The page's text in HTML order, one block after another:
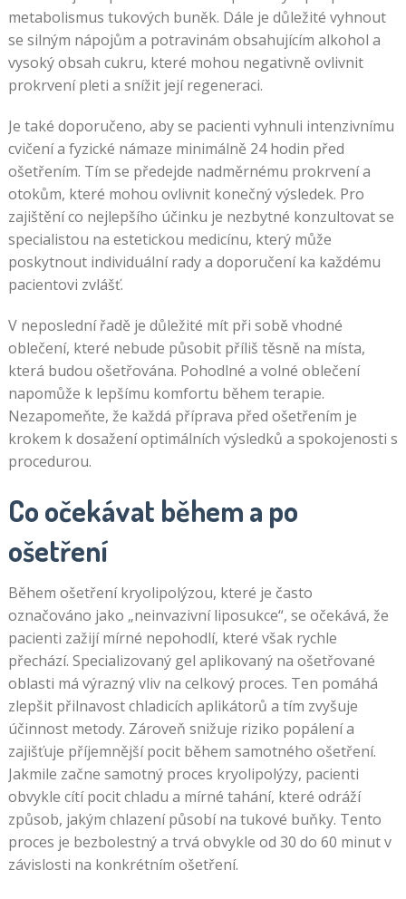
metabolismus tukových buněk. Dále je důležité vyhnout
se silným nápojům a potravinám obsahujícím alkohol a
vysoký obsah cukru, které mohou negativně ovlivnit
prokrvení pleti a snížit její regeneraci.
Je také doporučeno, aby se pacienti vyhnuli intenzivnímu
cvičení a fyzické námaze minimálně 24 hodin před
ošetřením. Tím se předejde nadměrnému prokrvení a
otokům, které mohou ovlivnit konečný výsledek. Pro
zajištění co nejlepšího účinku je nezbytné konzultovat se
specialistou na estetickou medicínu, který může
poskytnout individuální rady a doporučení ka každému
pacientovi zvlášť.
V neposlední řadě je důležité mít při sobě vhodné
oblečení, které nebude působit příliš těsně na místa,
která budou ošetřována. Pohodlné a volné oblečení
napomůže k lepšímu komfortu během terapie.
Nezapomeňte, že každá příprava před ošetřením je
krokem k dosažení optimálních výsledků a spokojenosti s
procedurou.
Co očekávat během a po
ošetření
Během ošetření kryolipolýzou, které je často
označováno jako „neinvazivní liposukce“, se očekává, že
pacienti zažijí mírné nepohodlí, které však rychle
přechází. Specializovaný gel aplikovaný na ošetřované
oblasti má výrazný vliv na celkový proces. Ten pomáhá
zlepšit přilnavost chladicích aplikátorů a tím zvyšuje
účinnost metody. Zároveň snižuje riziko popálení a
zajišťuje příjemnější pocit během samotného ošetření.
Jakmile začne samotný proces kryolipolýzy, pacienti
obvykle cítí pocit chladu a mírné tahání, které odráží
způsob, jakým chlazení působí na tukové buňky. Tento
proces je bezbolestný a trvá obvykle od 30 do 60 minut v
závislosti na konkrétním ošetření.